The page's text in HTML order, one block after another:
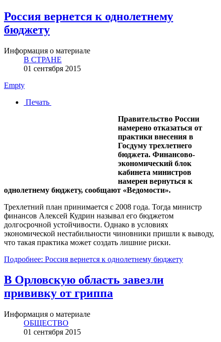
Россия вернется к однолетнему
бюджету
Информация о материале
В СТРАНЕ
01 сентября 2015
Empty
Печать
Правительство России
намерено отказаться от
практики внесения в
Госдуму трехлетнего
бюджета. Финансово-
экономический блок
кабинета министров
намерен вернуться к
однолетнему бюджету, сообщают «Ведомости».
Трехлетний план принимается с 2008 года. Тогда министр
финансов Алексей Кудрин называл его бюджетом
долгосрочной устойчивости. Однако в условиях
экономической нестабильности чиновники пришли к выводу,
что такая практика может создать лишние риски.
Подробнее: Россия вернется к однолетнему бюджету
В Орловскую область завезли
прививку от гриппа
Информация о материале
ОБЩЕСТВО
01 сентября 2015